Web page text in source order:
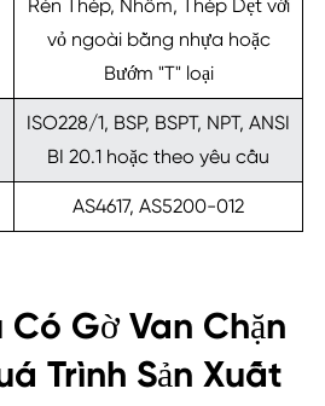
Rèn Thép, Nhôm, Thép Dẹt với
vỏ ngoài bằng nhựa hoặc
Bướm "T" loại
ISO228/1, BSP, BSPT, NPT, ANSI
BI 20.1 hoặc theo yêu cầu
AS4617, AS5200-012
Gờ Van Chặn
Trình Sản Xuất